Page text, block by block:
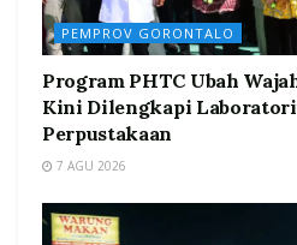
PEMPROV GORONTALO
Program PHTC Ubah
Kini Dilengkapi
Perpustakaan
7 AGU 2026